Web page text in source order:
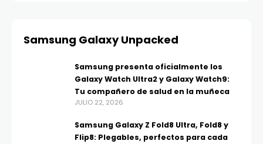
Samsung Galaxy Unpacked
Samsung presenta oficialmente los
Galaxy Watch Ultra2 y Galaxy Watch9:
Tu compañero de salud en la muñeca
JULIO 22, 2026
Samsung Galaxy Z Fold8 Ultra, Fold8 y
Flip8: Plegables, perfectos para cada